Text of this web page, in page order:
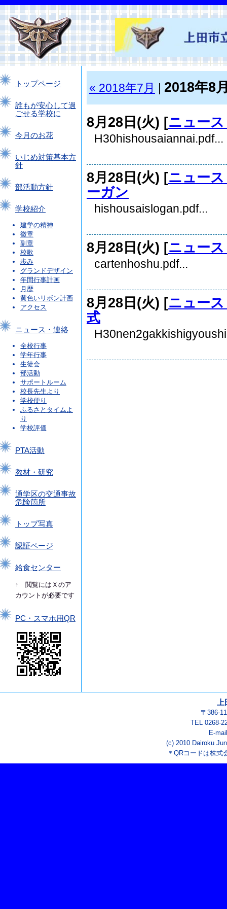
トップページ
誰もが安心して過
ごせる学校に
今月のお花
いじめ対策基本方
針
部活動方針
学校紹介
建学の精神
徽章
副章
校歌
歩み
グランドデザイン
年間行事計画
月歴
黄色いリボン計画
アクセス
ニュース・連絡
全校行事
学年行事
生徒会
部活動
サポートルーム
校長先生より
学校便り
ふるさとタイムよ
り
学校評価
PTA活動
教材・研究
通学区の交通事故
危険箇所
トップ写真
認証ページ
給食センター
↑ 閲覧にはＸのア
カウントが必要です
PC・スマホ用QR
« 2018年7月 2018年8
8月28日(火) [ニュー
H30hishousaiannai.pdf...
8月28日(火) [ニュー
ーガン
hishousaislogan.pdf...
8月28日(火) [ニュー
cartenhoshu.pdf...
8月28日(火) [ニュー
式
〒386-
TEL 0268-
E-
(c) 2010 Dairoku
＊QRコードは株式